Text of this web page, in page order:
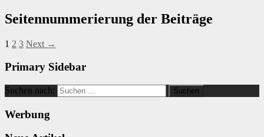
Seitennummerierung der Beiträge
1 2 3 Next →
Primary Sidebar
Suchen nach:
Werbung